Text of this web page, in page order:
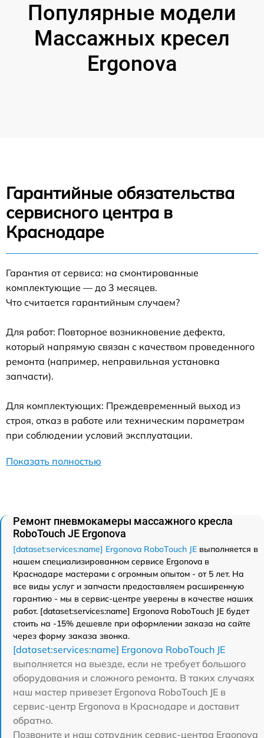
Популярные модели
Массажных кресел
Ergonova
Гарантийные обязательства
сервисного центра в
Краснодаре
Гарантия от сервиса: на смонтированные
комплектующие — до 3 месяцев.
Что считается гарантийным случаем?
Для работ: Повторное возникновение дефекта,
который напрямую связан с качеством проведенного
ремонта (например, неправильная установка
запчасти).
Для комплектующих: Преждевременный выход из
строя, отказ в работе или техническим параметрам
при соблюдении условий эксплуатации.
Показать полностью
Ремонт пневмокамеры массажного кресла
RoboTouch JE Ergonova
[dataset:services:name] Ergonova RoboTouch JE выполняется в
нашем специализированном сервисе Ergonova в
Краснодаре мастерами с огромным опытом - от 5 лет. На
все виды услуг и запчасти предоставляем расширенную
гарантию - мы в сервис-центре уверены в качестве наших
работ. [dataset:services:name] Ergonova RoboTouch JE будет
стоить на -15% дешевле при оформлении заказа на сайте
через форму заказа звонка.
[dataset:services:name] Ergonova RoboTouch JE
выполняется на выезде, если не требует большого
оборудования и сложного ремонта. В таких случаях
наш мастер привезет Ergonova RoboTouch JE в
сервис-центр Ergonova в Краснодаре и доставит
обратно.
Позвоните и наш сотрудник сервис-центра Ergonova